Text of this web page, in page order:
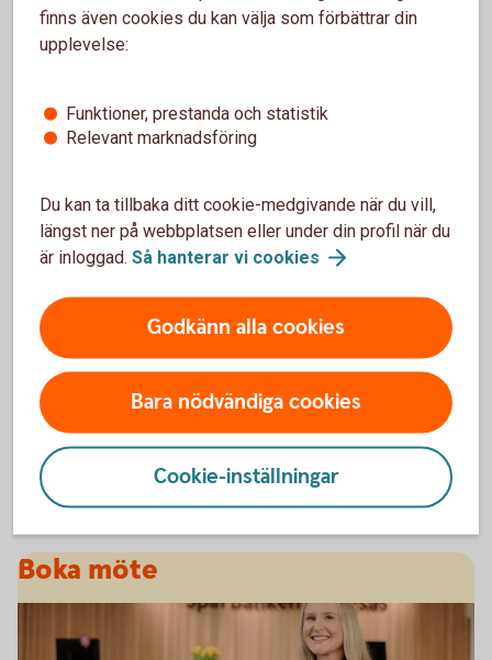
Delårsrapport januari-mars 2026
Års- och hållbarhetsredovisning för 2025
Nya bolåneregler från den 1 april 2026
2026-02-16 16:10
Bokslutskommuniké 2025
Visa fler nyheter
Boka möte
finns även cookies du kan välja som förbättrar din
upplevelse:
Funktioner, prestanda och statistik
Relevant marknadsföring
Du kan ta tillbaka ditt cookie-medgivande när du vill,
längst ner på webbplatsen eller under din profil när du
är inloggad. Så hanterar vi cookies
Godkänn alla cookies
Bara nödvändiga cookies
Cookie-inställningar